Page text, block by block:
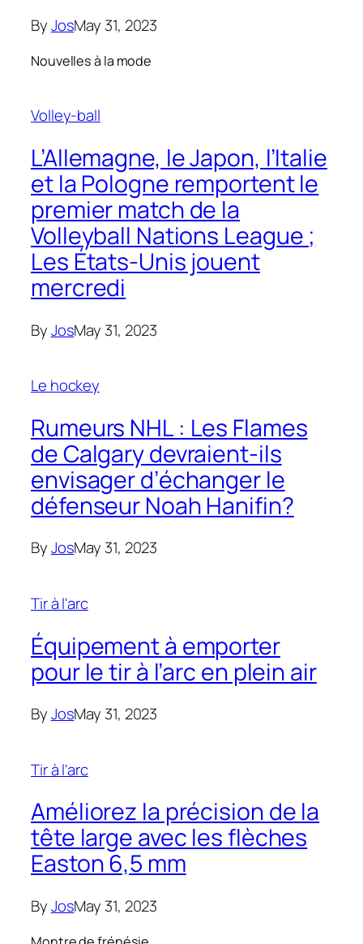
ByJosMay 31, 2023
Nouvelles à la mode
Volley-ball
L’Allemagne, le Japon, l’Italie
et la Pologne remportent le
premier match de la
Volleyball Nations League ;
Les États-Unis jouent
mercredi
ByJosMay 31, 2023
Le hockey
Rumeurs NHL : Les Flames
de Calgary devraient-ils
envisager d’échanger le
défenseur Noah Hanifin?
ByJosMay 31, 2023
Tir à l'arc
Équipement à emporter
pour le tir à l’arc en plein air
ByJosMay 31, 2023
Tir à l'arc
Améliorez la précision de la
tête large avec les flèches
Easton 6,5 mm
ByJosMay 31, 2023